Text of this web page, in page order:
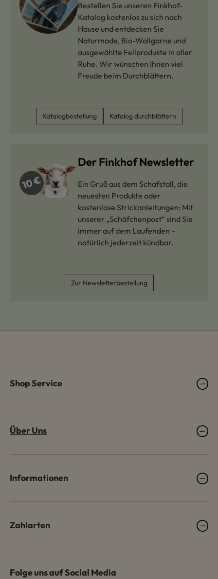
Bestellen Sie unseren Finkhof-
Katalog kostenlos zu sich nach
Hause und entdecken Sie
Naturmode, Bio-Wollgarne und
ausgewählte Fellprodukte in aller
Ruhe. Wir wünschen Ihnen viel
Freude beim Durchblättern.
Katalogbestellung Katalog durchblättern
Der Finkhof Newsletter
Ein Gruß aus dem Schafstall, die
neuesten Produkte oder
kostenlose Strickanleitungen: Mit
unserer „Schäfchenpost“ sind Sie
immer auf dem Laufenden –
natürlich jederzeit kündbar.
Zur Newsletterbestellung
Shop Service
Über Uns
Informationen
Zahlarten
Folge uns auf Social Media